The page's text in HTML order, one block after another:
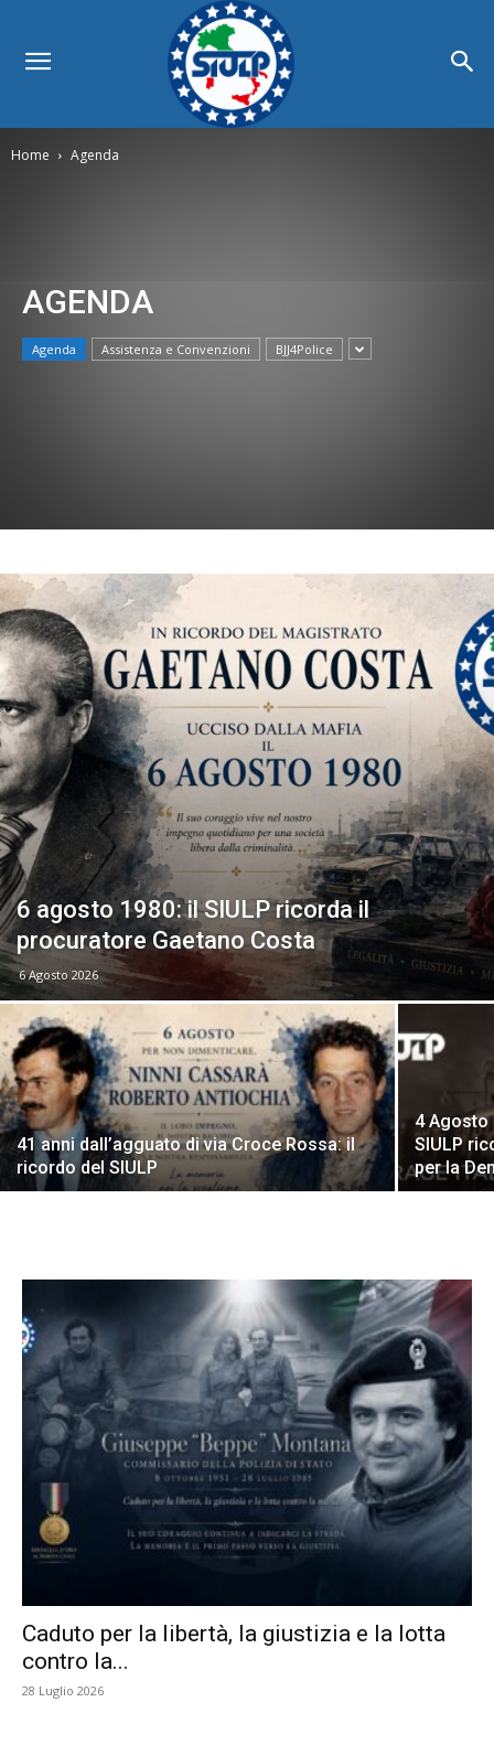
Home Agenda
AGENDA
Agenda Assistenza e Convenzioni BJJ4Police
6 agosto 1980: il SIULP ricorda il
procuratore Gaetano Costa
6 Agosto 2026
41 anni dall’agguato di via Croce Rossa: il
ricordo del SIULP
4 Agosto
SIULP
per la
Caduto per la libertà, la giustizia e la lotta
contro la...
28 Luglio 2026